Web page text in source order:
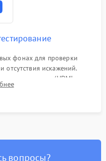
фонах для проверки
отсутствия искажений.
всех портов (HDMI,
под нагрузкой в
вопросы?